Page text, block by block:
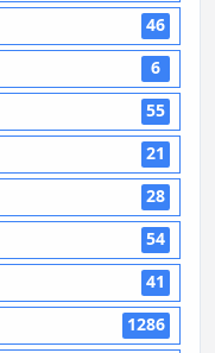
46
6
55
21
28
54
41
1286